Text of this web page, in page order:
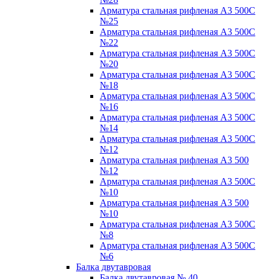
Арматура стальная рифленая А3 500С
№25
Арматура стальная рифленая А3 500С
№22
Арматура стальная рифленая А3 500С
№20
Арматура стальная рифленая А3 500С
№18
Арматура стальная рифленая А3 500С
№16
Арматура стальная рифленая А3 500С
№14
Арматура стальная рифленая А3 500С
№12
Арматура стальная рифленая А3 500
№12
Арматура стальная рифленая А3 500С
№10
Арматура стальная рифленая А3 500
№10
Арматура стальная рифленая А3 500С
№8
Арматура стальная рифленая А3 500С
№6
Балка двутавровая